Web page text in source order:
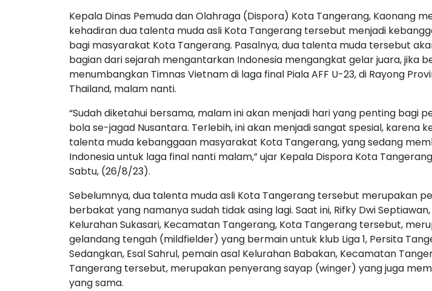
Kepala Dinas Pemuda dan Olahraga (Dispora) Kota Tangerang, Kaonang
kehadiran dua talenta muda asli Kota Tangerang tersebut menjadi
bagi masyarakat Kota Tangerang. Pasalnya, dua talenta muda tersebut
bagian dari sejarah mengantarkan Indonesia mengangkat gelar juara, jika
menumbangkan Timnas Vietnam di laga final Piala AFF U-23, di Rayong
Thailand, malam nanti.
“Sudah diketahui bersama, malam ini akan menjadi hari yang penting bagi
bola se-jagad Nusantara. Terlebih, ini akan menjadi sangat spesial, karena
talenta muda kebanggaan masyarakat Kota Tangerang, yang sedang
Indonesia untuk laga final nanti malam,” ujar Kepala Dispora Kota
Sabtu, (26/8/23).
Sebelumnya, dua talenta muda asli Kota Tangerang tersebut merupakan
berbakat yang namanya sudah tidak asing lagi. Saat ini, Rifky Dwi
Kelurahan Sukasari, Kecamatan Tangerang, Kota Tangerang tersebut,
gelandang tengah (mildfielder) yang bermain untuk klub Liga 1, Persita
Sedangkan, Esal Sahrul, pemain asal Kelurahan Babakan, Kecamatan
Tangerang tersebut, merupakan penyerang sayap (winger) yang juga
yang sama.